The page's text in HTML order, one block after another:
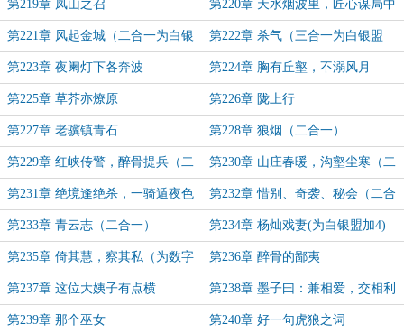
+1）
第219章 凤山之召 第220章 天水烟波里，匠心谋局中
第221章 风起金城（二合一为白银
盟+2）
第222章 杀气（三合一为白银盟
+3）
第223章 夜阑灯下各奔波 第224章 胸有丘壑，不溺风月
第225章 草芥亦燎原 第226章 陇上行
第227章 老骥镇青石 第228章 狼烟（二合一）
第229章 红峡传警，醉骨提兵（二
合一）
第230章 山庄春暖，沟壑尘寒（二
合一）
第231章 绝境逢绝杀，一骑遁夜色
（二合一）
第232章 惜别、奇袭、秘会（二合
一）
第233章 青云志（二合一） 第234章 杨灿戏妻(为白银盟加4)
第235章 倚其慧，察其私（为数字
盟+5）
第236章 醉骨的鄙夷
第237章 这位大姨子有点横 第238章 墨子曰：兼相爱，交相利
（为数字盟+6）
第239章 那个巫女 第240章 好一句虎狼之词